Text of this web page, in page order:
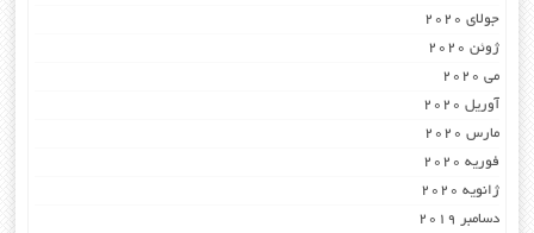
جولای 2020
ژوئن 2020
می 2020
آوریل 2020
مارس 2020
فوریه 2020
ژانویه 2020
دسامبر 2019